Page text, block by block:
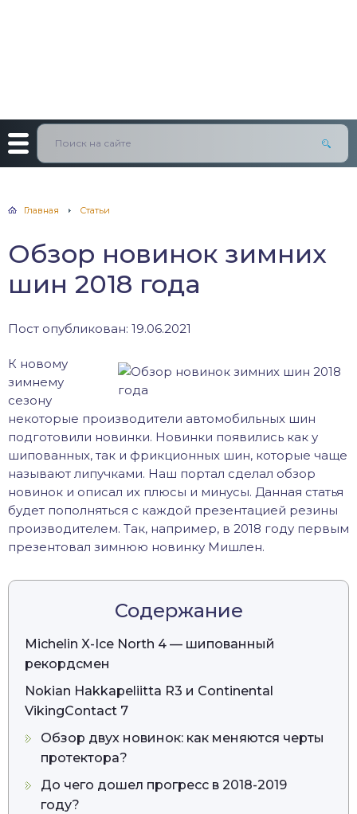
Главная Статьи
Обзор новинок зимних
шин 2018 года
Пост опубликован: 19.06.2021
К новому
зимнему
сезону
некоторые производители автомобильных шин
подготовили новинки. Новинки появились как у
шипованных, так и фрикционных шин, которые чаще
называют липучками. Наш портал сделал обзор
новинок и описал их плюсы и минусы. Данная статья
будет пополняться с каждой презентацией резины
производителем. Так, например, в 2018 году первым
презентовал зимнюю новинку Мишлен.
Содержание
Michelin X-Ice North 4 — шипованный
рекордсмен
Nokian Hakkapeliitta R3 и Continental
VikingContact 7
Обзор двух новинок: как меняются черты
протектора?
До чего дошел прогресс в 2018-2019
году?